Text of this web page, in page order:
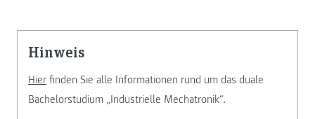
Hinweis
Hier finden Sie alle Informationen rund um das duale
Bachelorstudium „Industrielle Mechatronik“.